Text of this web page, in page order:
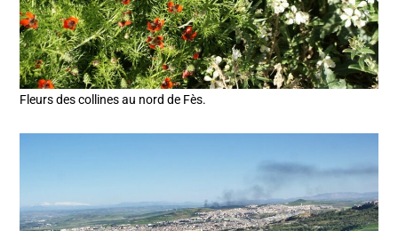
Fleurs des collines au nord de Fès.